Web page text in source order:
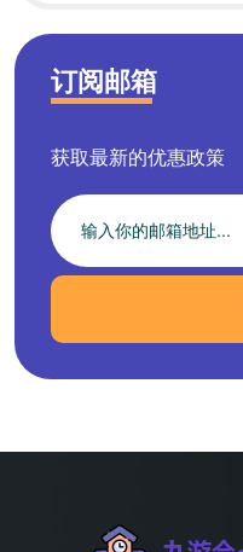
订阅邮箱
获取最新的优惠政策